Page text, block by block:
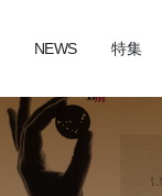
NEWS 特集